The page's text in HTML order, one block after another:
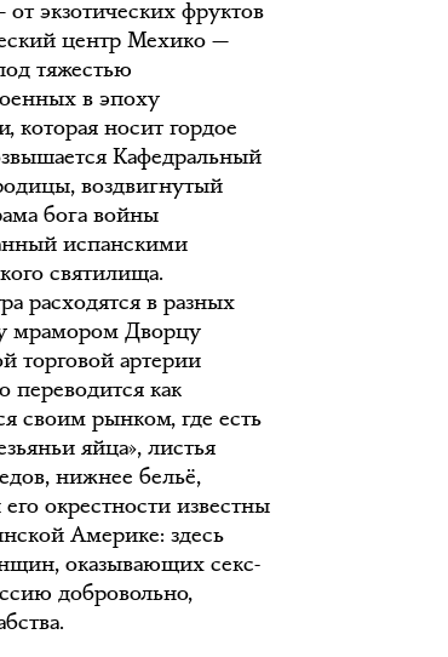
экзотических фруктов
центр Мехико —
тяжестью
в эпоху
которая носит гордое
Кафедральный
воздвигнутый
бога войны
испанскими
святилища.
расходятся в разных
мрамором Дворцу
торговой артерии
переводится как
своим рынком, где есть
яйца», листья
нижнее бельё,
окрестности известны
Америке: здесь
оказывающих секс-
добровольно,